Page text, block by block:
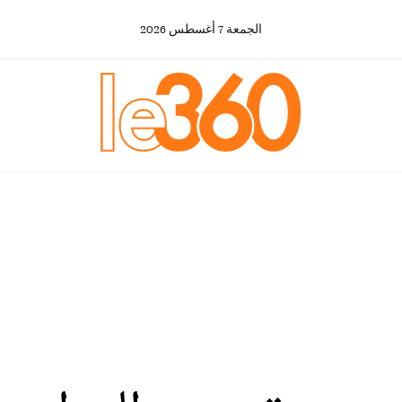
الجمعة 7 أغسطس 2026